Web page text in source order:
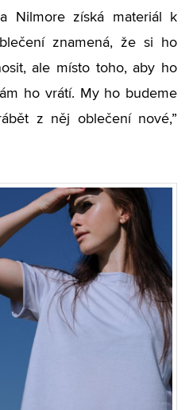
Nilmore získá materiál k
znamená, že si ho
ale místo toho, aby ho
ho vrátí. My ho budeme
z něj oblečení nové,”